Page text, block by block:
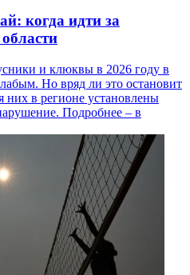
когда идти за
и клюквы в 2026 году в
Но вряд ли это остановит
них в регионе установлены
Подробнее – в